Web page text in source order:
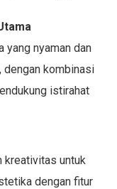
yang nyaman dan
dengan kombinasi
istirahat
kreativitas untuk
dengan fitur